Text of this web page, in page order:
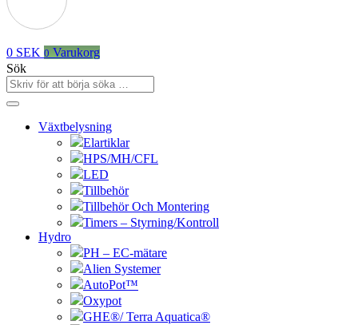
0 SEK 0 Varukorg
Sök
Växtbelysning
Elartiklar
HPS/MH/CFL
LED
Tillbehör
Tillbehör Och Montering
Timers – Styrning/Kontroll
Hydro
PH – EC-mätare
Alien Systemer
AutoPot™
Oxypot
GHE®/ Terra Aquatica®